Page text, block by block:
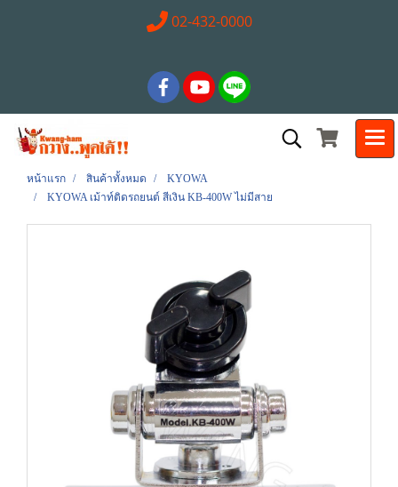
02-432-0000
หน้าแรก สินค้าทั้งหมด
KYOWA
KYOWA เม้าท์ติดรถยนต์ สีเงิน KB-400W ไม่มีสาย